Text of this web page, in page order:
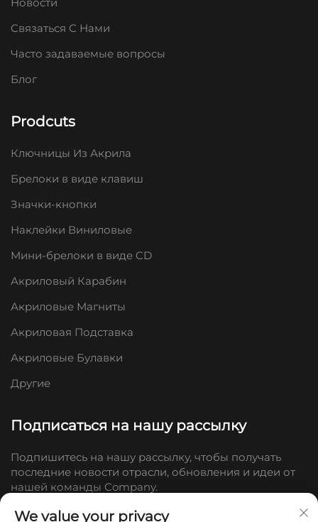
Связаться С Нами
Часто задаваемые вопросы
Блог
Prodcuts
Ключницы Из Акрила
Брелоки в виде клавиш
Значки-кнопки
Наклейки Виниловые
Мини-брелоки в виде CD
Акриловый Карабин
Акриловые Магниты
Акриловая Подставка
Акриловые Булавки
Другие
Подписаться на нашу рассылку
Подпишитесь на нашу рассылку, чтобы получать
последние новости отрасли, обновления и идеи от
нашей команды Company.
We value your privacy